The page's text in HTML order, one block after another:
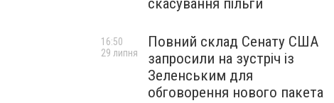
скасування пільги
Повний склад Сенату США
запросили на зустріч із
Зеленським для
обговорення нового пакета
16:50
29 липня